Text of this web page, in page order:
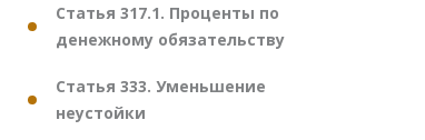
Статья 317.1. Проценты по
денежному обязательству
Статья 333. Уменьшение
неустойки